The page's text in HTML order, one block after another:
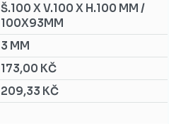
Š.100 X V.100 X H.100 MM /
100X93MM
3 MM
173,00 KČ
209,33 KČ